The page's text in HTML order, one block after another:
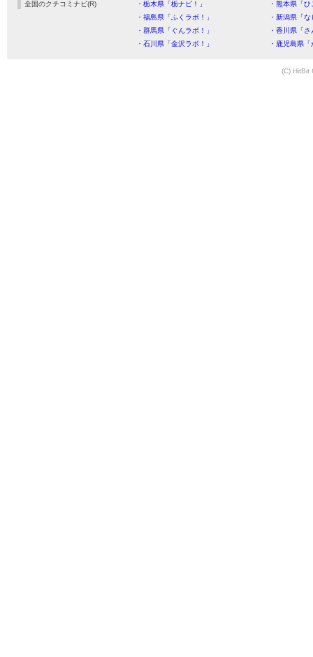
全国のクチコミナビ(R) ・栃木県「栃ナビ！」
・熊本県「
・福島県「ふくラボ！」
・新潟県「
・群馬県「ぐんラボ！」
・香川県「
・石川県「金沢ラボ！」
・鹿児島県
(C) HitBit